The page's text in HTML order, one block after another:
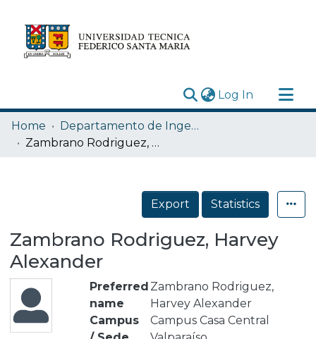
Log In (current)
Research Outputs
Statistics
Home
Departamento de Ingeniería Mecánica
Zambrano Rodriguez, Harvey Alexander
Export Statistics
Zambrano Rodriguez, Harvey
Alexander
Preferred
name
Zambrano Rodriguez,
Harvey Alexander
Campus
Campus Casa Central